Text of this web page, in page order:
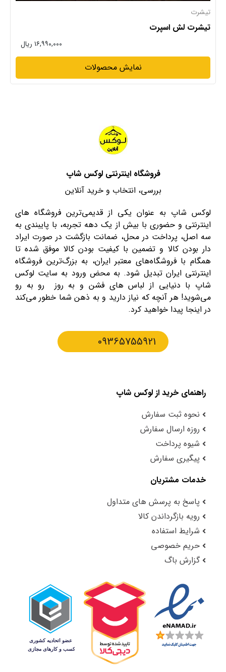
تیشرت
تیشرت لش اسپرت
۱۶,۹۹۰,۰۰۰ ریال
نمایش محصولات
فروشگاه اینترنتی لوکس شاپ
بررسی، انتخاب و خرید آنلاین
لوکس شاپ به عنوان یکی از قدیمی‌ترین فروشگاه های
اینترنتی و حضوری با بیش از یک دهه تجربه، با پایبندی به
سه اصل، پرداخت در محل، ضمانت بازگشت در صورت ایراد
دار بودن کالا و تضمین با کیفیت بودن کالا موفق شده تا
همگام با فروشگاه‌های معتبر ایران، به بزرگ‌ترین فروشگاه
اینترنتی ایران تبدیل شود. به محض ورود به سایت لوکس
شاپ با دنیایی از لباس های فشن و به روز رو به رو
می‌شوید! هر آنچه که نیاز دارید و به ذهن شما خطور می‌کند
در اینجا پیدا خواهید کرد.
09365755921
راهنمای خرید از لوکس شاپ
نحوه ثبت سفارش
روزه ارسال سفارش
شیوه پرداخت
پیگیری سفارش
خدمات مشتریان
پاسخ به پرسش های متداول
رویه بازگرداندن کالا
شرایط استفاده
حریم خصوصی
گزارش باگ